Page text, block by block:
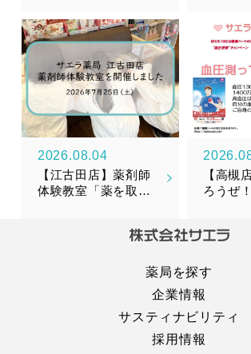
（かん
新発売
2026.08.04
【江古田店】薬剤師
体験教室「薬を取り
【高槻
ろうぜ
薬局を探す
企業情報
サスティナビリティ
採用情報